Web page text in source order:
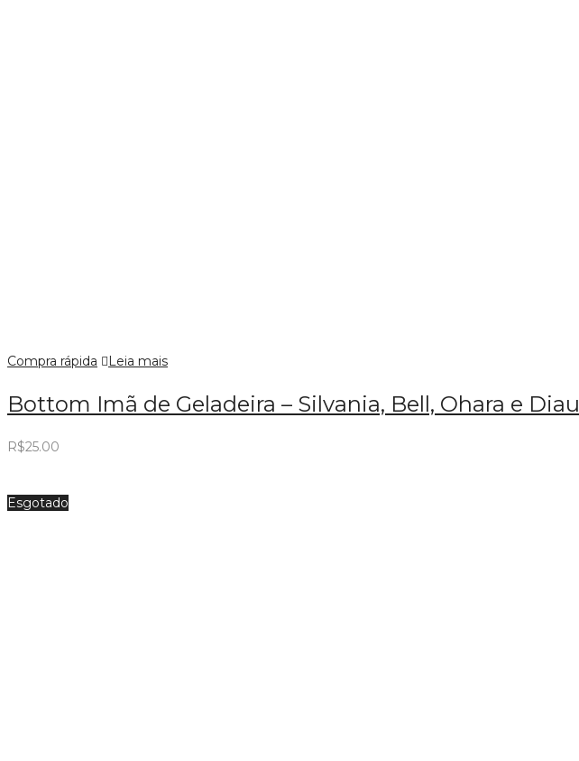
Compra rápida Leia mais
Bottom Imã de Geladeira – Silvania, Bell, Ohara e Diau
R$25.00
Esgotado